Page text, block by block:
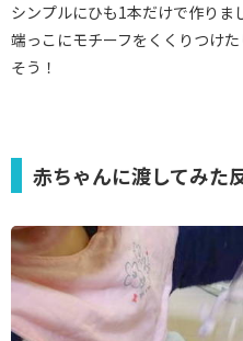
シンプルにひも1本だけで作りま
端っこにモチーフをくくりつけ
そう！
赤ちゃんに渡してみた